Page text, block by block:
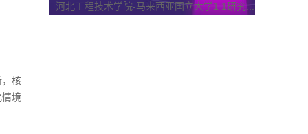
核
境
河北工程技术学院-马来西亚国立大学1 1研究...